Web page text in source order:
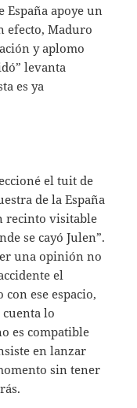
España apoye un
efecto, Maduro
y aplomo
levanta
es ya
el tuit de
de la España
recinto visitable
se cayó Julen”.
una opinión no
el
ese espacio,
lo
es compatible
en lanzar
sin tener